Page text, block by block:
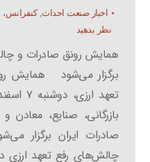
اخبار صنعت احداث,کنفرانس،
نظر بدهید
برگزار می‌شود همایش
تعهد
بازرگانی، صنایع، معادن
صادرات ایران برگزار
چالش‌های رفع تعهد ارزی